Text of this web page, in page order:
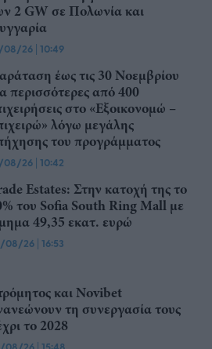
2 GW σε Πολωνία και
08/26 | 10:49
έως τις 30 Νοεμβρίου
περισσότερες από 400
στο «Εξοικονομώ –
λόγω μεγάλης
του προγράμματος
08/26 | 10:42
Estates: Στην κατοχή της το
του Sofia South Ring Mall με
49,35 εκατ. ευρώ
08/26 | 16:53
και Novibet
τη συνεργασία τους
το 2028